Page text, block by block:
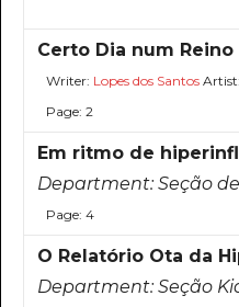
Certo Dia num
Writer: Lopes dos SantosArtist:
Page: 2
Em ritmo de
Department:Seção
Page: 4
O Relatório Ota da
Department:Seção